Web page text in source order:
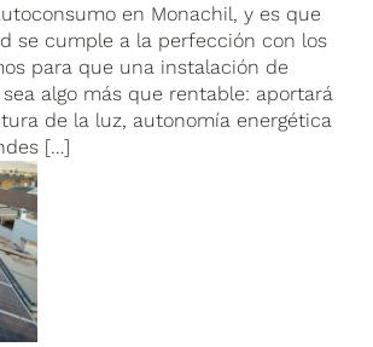
en Monachil, y es que
se cumple a la perfección con los
para que una instalación de
algo más que rentable: aportará
de la luz, autonomía energética
[…]